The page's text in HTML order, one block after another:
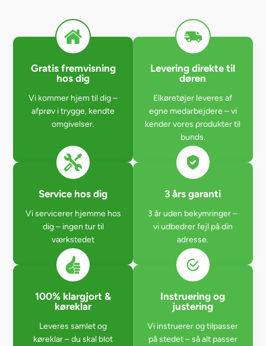
Gratis fremvisning
hos dig
Vi kommer hjem til dig –
afprøv i trygge, kendte
omgivelser.
Levering direkte til
døren
Elkøretøjer leveres af
egne medarbejdere – vi
kender vores produkter til
bunds.
Service hos dig
Vi servicerer hjemme hos
dig – ingen tur til
værkstedet
3 års garanti
3 år uden bekymringer –
vi udbedrer fejl på din
adresse.
100% klargjort &
køreklar
Leveres samlet og
køreklar – du skal blot
Instruering og
justering
Vi instruerer og tilpasser
på stedet – så alt passer